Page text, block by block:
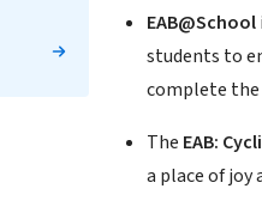
EAB@School
students to
complete the
The EAB:
a place of joy